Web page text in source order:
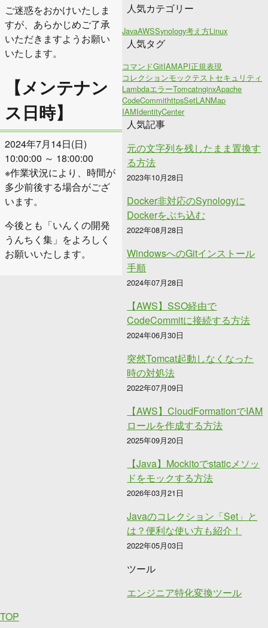
ご迷惑をおかけいたしま
すが、あらかじめご了承
いただきますようお願い
いたします。
【メンテナン
ス日時】
2024年7月14日(日)
10:00:00 ～ 18:00:00
※作業状況により、時間が
多少前後する場合がござ
います。
今後とも「いんくの開発
うんちく集」をよろしく
お願いいたします。
人気カテゴリー
JavaAWSSynology考え方Linux
人気タグ
コマンドGitIAMAPI正規表現
コレクションモックテスト セキュリティ
LambdaエラーTomcatnginxApache
CodeCommithttpsSetLANMap
IAMIdentityCenter
人気記事
元の文字列を残したまま置換す
る方法
2023年10月28日
Docker非対応のSynologyに
Dockerをぶち込む
2022年08月28日
WindowsへのGitインストール
手順
2024年07月28日
【AWS】SSO経由で
CodeCommitに接続する方法
2024年06月30日
突然Tomcat起動しなくなった
時の対処法
2022年07月09日
【AWS】CloudFormationでIAM
ロールを作成する方法
2025年09月20日
【Java】Mockitoでstaticメソッ
ドをモックする方法
2026年03月21日
Javaのコレクション「Set」と
は？便利な使い方も紹介！
2022年05月03日
ツール
エンジニア特化変換ツール
TOP